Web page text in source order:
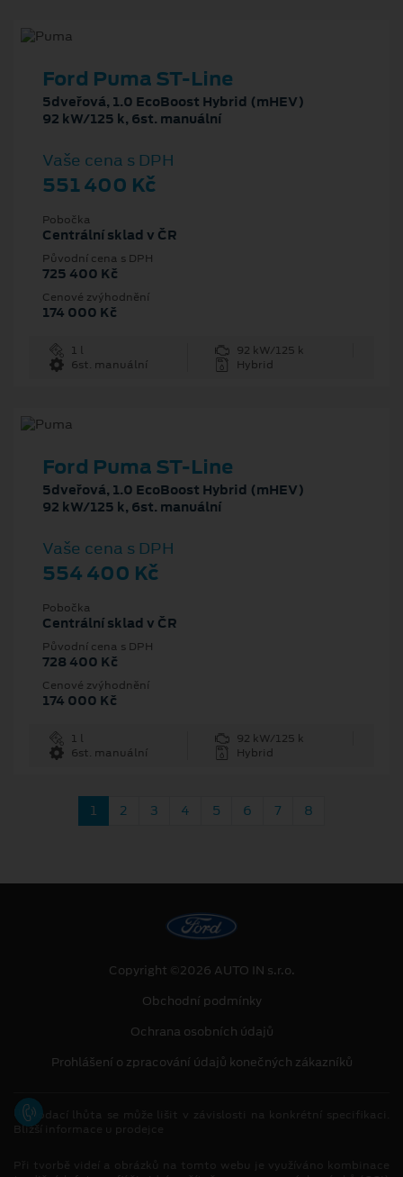
Ford Puma ST-Line
5dveřová, 1.0 EcoBoost Hybrid (mHEV)
92 kW/125 k, 6st. manuální
Vaše cena s DPH
551 400 Kč
Pobočka
Centrální sklad v ČR
Původní cena s DPH
725 400 Kč
Cenové zvýhodnění
174 000 Kč
1 l
92 kW/125 k
6st. manuální
Hybrid
Ford Puma ST-Line
5dveřová, 1.0 EcoBoost Hybrid (mHEV)
92 kW/125 k, 6st. manuální
Vaše cena s DPH
554 400 Kč
Pobočka
Centrální sklad v ČR
Původní cena s DPH
728 400 Kč
Cenové zvýhodnění
174 000 Kč
1 l
92 kW/125 k
6st. manuální
Hybrid
1 2 3 4 5 6 7 8
Copyright ©2026 AUTO IN s.r.o.
Obchodní podmínky
Ochrana osobních údajů
Prohlášení o zpracování údajů konečných zákazníků
[1] Dodací lhůta se může lišit v závislosti na konkrétní specifikaci.
Bližší informace u prodejce